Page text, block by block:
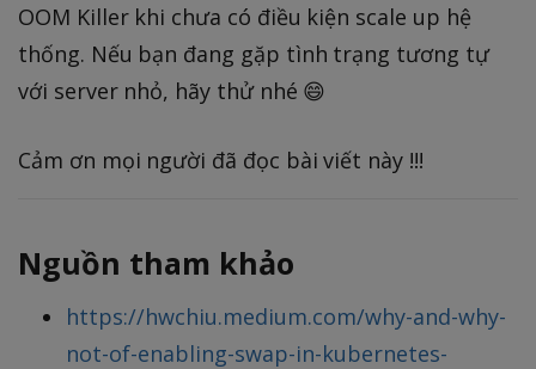
OOM Killer khi chưa có điều kiện scale up hệ
thống. Nếu bạn đang gặp tình trạng tương tự
với server nhỏ, hãy thử nhé 😄
Cảm ơn mọi người đã đọc bài viết này !!!
Nguồn tham khảo
https://hwchiu.medium.com/why-and-why-
not-of-enabling-swap-in-kubernetes-